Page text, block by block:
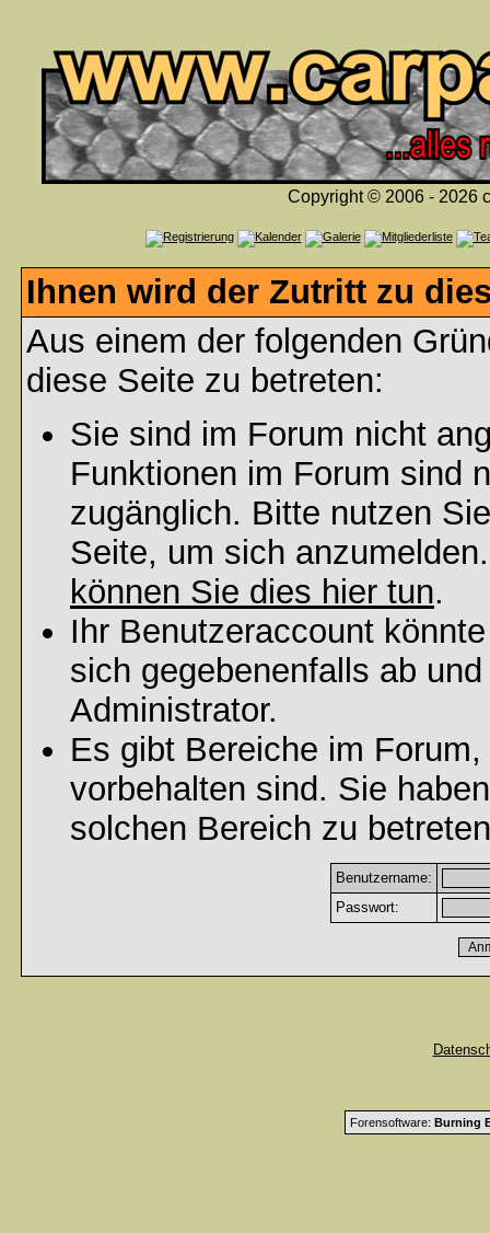
Copyright © 2006 - 2026
Ihnen wird der Zutritt zu
Aus einem der folgenden
diese Seite zu betreten:
Sie sind im Forum nicht
Funktionen im Forum sind
zugänglich. Bitte nutzen
Seite, um sich
können Sie dies hier tun.
Ihr Benutzeraccount
sich gegebenenfalls ab
Administrator.
Es gibt Bereiche im
vorbehalten sind. Sie
solchen Bereich zu
Benutzername:
Passwort:
Forensoftware: Burning